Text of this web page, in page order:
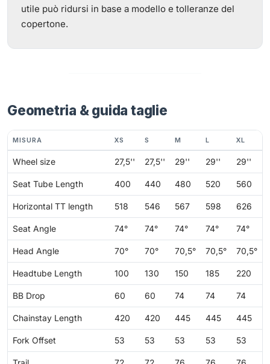
utile può ridursi in base a modello e tolleranze del
copertone.
Geometria & guida taglie
MISURA XS S M L XL
Wheel size 27,5'' 27,5'' 29'' 29'' 29''
Seat Tube Length 400 440 480 520 560
Horizontal TT length 518 546 567 598 626
Seat Angle 74° 74° 74° 74° 74°
Head Angle 70° 70° 70,5° 70,5° 70,5°
Headtube Length 100 130 150 185 220
BB Drop 60 60 74 74 74
Chainstay Length 420 420 445 445 445
Fork Offset 53 53 53 53 53